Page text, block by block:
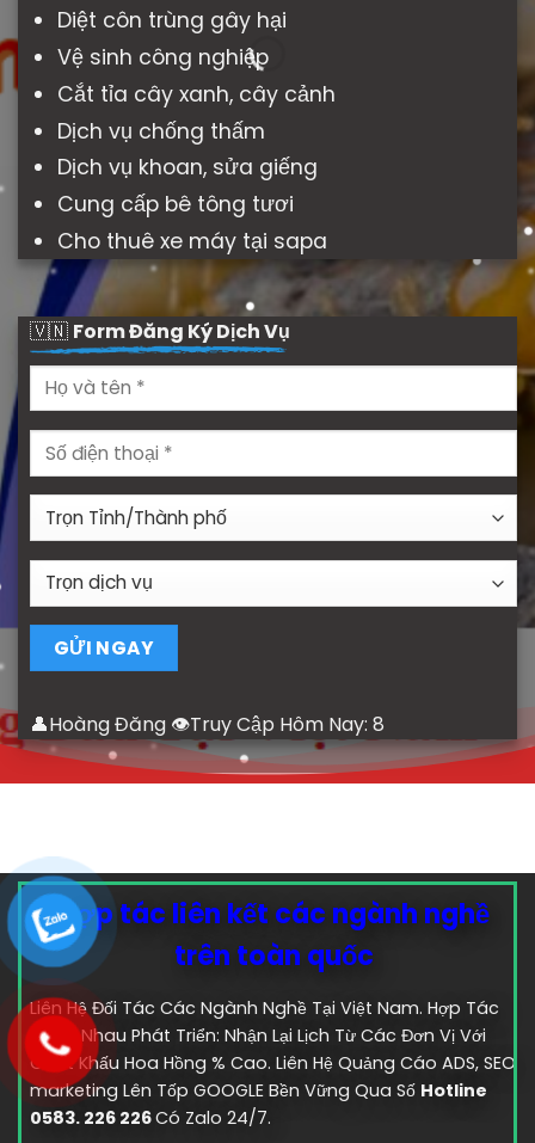
Diệt côn trùng gây hại
Vệ sinh công nghiệp
Cắt tỉa cây xanh, cây cảnh
Dịch vụ chống thấm
Dịch vụ khoan, sửa giếng
Cung cấp bê tông tươi
Cho thuê xe máy tại sapa
🇻🇳 Form Đăng Ký Dịch Vụ
👤Hoàng Đăng 👁Truy Cập Hôm Nay: 8
Hợp tác liên kết các ngành nghề
trên toàn quốc
Liên Hệ Đối Tác Các Ngành Nghề Tại Việt Nam. Hợp Tác
Cùng Nhau Phát Triển: Nhận Lại Lịch Từ Các Đơn Vị Với
Chiết Khấu Hoa Hồng % Cao. Liên Hệ Quảng Cáo ADS, SEO
marketing Lên Tốp GOOGLE Bền Vững Qua Số Hotline
0583. 226 226Có Zalo 24/7.